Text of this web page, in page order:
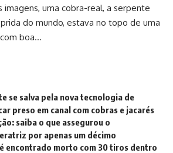
imagens, uma cobra-real, a serpente
do mundo, estava no topo de uma
boa…
se salva pela nova tecnologia de
preso em canal com cobras e jacarés
saiba o que assegurou o
por apenas um décimo
encontrado morto com 30 tiros dentro